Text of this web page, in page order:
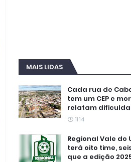
MAIS LIDAS
Cada rua de
tem um CEP e
relatam
11:14
Regional Vale do
terá oito time,
que a edição